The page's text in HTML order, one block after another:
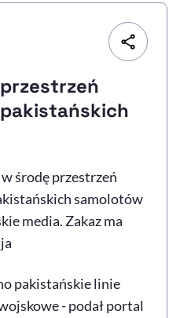
dostępność , otwiera się w nowym
się w nowym oknie
Zgłoś problem
środę przestrzeń
samolotów
media. Zakaz ma
pakistańskie linie
- podał portal